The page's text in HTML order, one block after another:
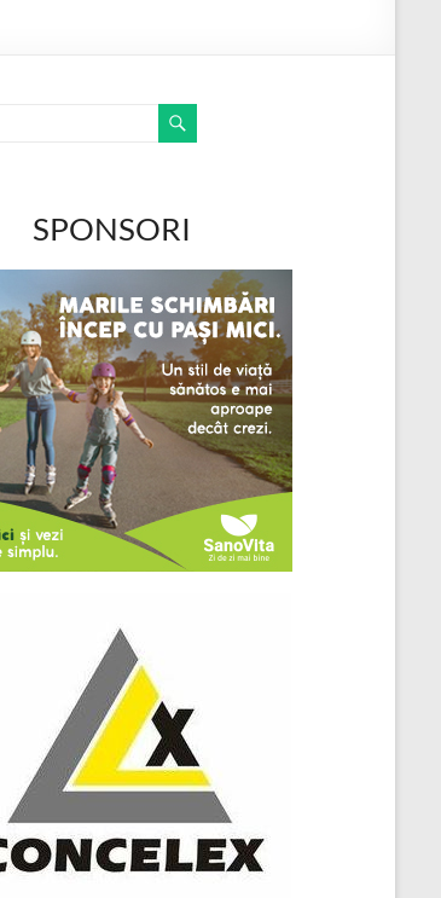
SPONSORI